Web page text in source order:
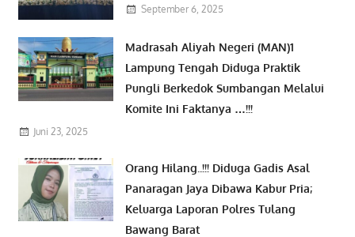
September 6, 2025
Madrasah Aliyah Negeri (MAN)1
Lampung Tengah Diduga Praktik
Pungli Berkedok Sumbangan Melalui
Komite Ini Faktanya …!!!
Juni 23, 2025
Orang Hilang..!!! Diduga Gadis Asal
Panaragan Jaya Dibawa Kabur Pria;
Keluarga Laporan Polres Tulang
Bawang Barat